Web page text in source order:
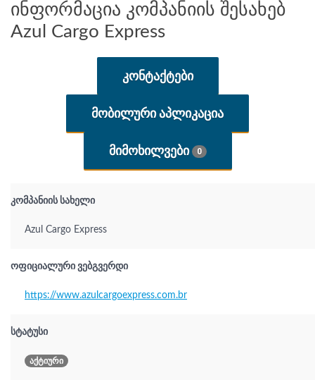
ინფორმაცია კომპანიის შესახებ
Azul Cargo Express
ᲙᲝᲜᲢᲐᲥᲢᲔᲑᲘ
ᲛᲝᲑᲘᲚᲣᲠᲘ ᲐᲞᲚᲘᲙᲐᲪᲘᲐ
ᲛᲘᲛᲝᲮᲘᲚᲕᲔᲑᲘ 0
კომპანიის სახელი
Azul Cargo Express
ოფიციალური ვებგვერდი
https://www.azulcargoexpress.com.br
სტატუსი
აქტიური